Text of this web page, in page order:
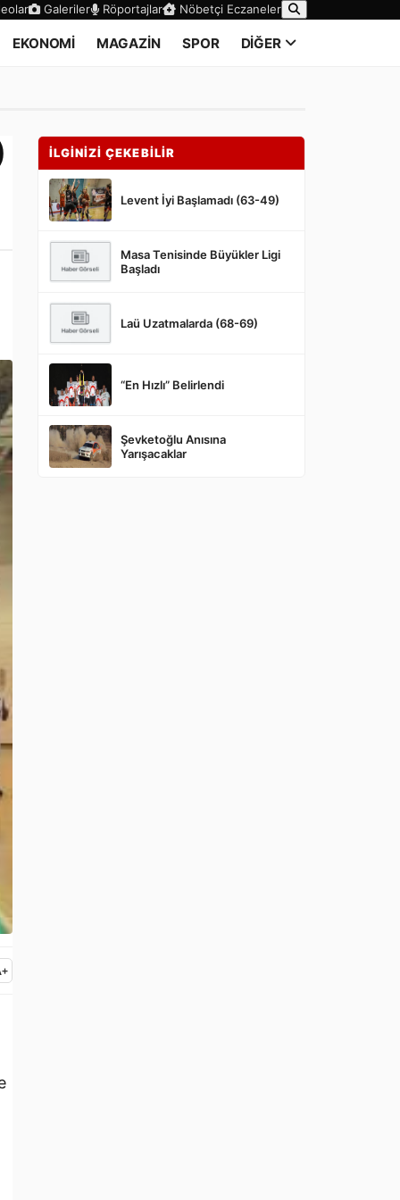
Galeriler Röportajlar Nöbetçi Eczaneler
EKONOMİ MAGAZİN SPOR DİĞER
+
İLGİNİZİ ÇEKEBİLİR
Levent İyi Başlamadı (63-49)
Masa Tenisinde Büyükler Ligi
Başladı
Laü Uzatmalarda (68-69)
“En Hızlı” Belirlendi
Şevketoğlu Anısına
Yarışacaklar